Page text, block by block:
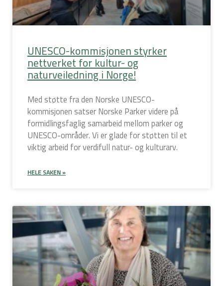
UNESCO-kommisjonen styrker
nettverket for kultur- og
naturveiledning i Norge!
Med støtte fra den Norske UNESCO-
kommisjonen satser Norske Parker videre på
formidlingsfaglig samarbeid mellom parker og
UNESCO-områder. Vi er glade for støtten til et
viktig arbeid for verdifull natur- og kulturarv.
HELE SAKEN »